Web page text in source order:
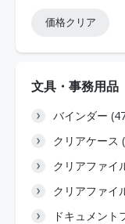
価格クリア
文具・事務用品
バインダー
クリアケース
クリアファイ
クリアファイ
ドキュメント